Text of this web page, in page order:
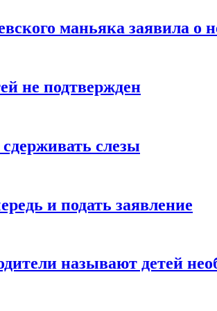
маньяка заявила о
не подтвержден
слезы
и подать заявление
называют детей